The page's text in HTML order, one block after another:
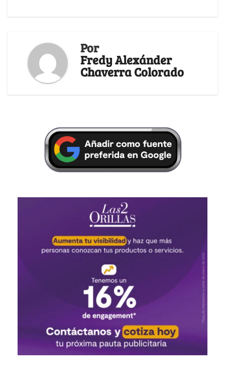
Por
Fredy Alexánder
Chaverra Colorado